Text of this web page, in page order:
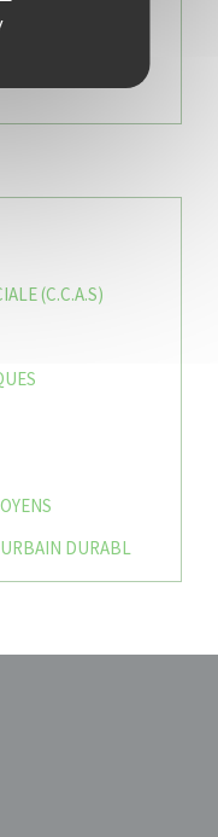
(C.C.A.S)
DURABL